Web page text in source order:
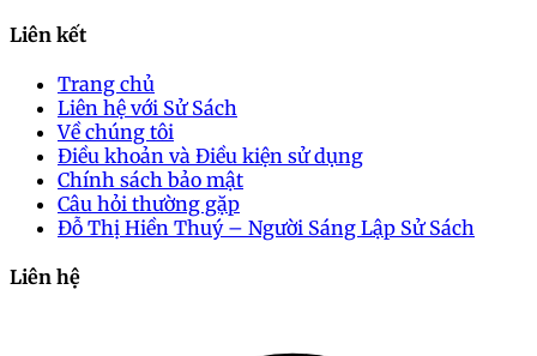
Liên kết
Trang chủ
Liên hệ với Sử Sách
Về chúng tôi
Điều khoản và Điều kiện sử dụng
Chính sách bảo mật
Câu hỏi thường gặp
Đỗ Thị Hiền Thuý – Người Sáng Lập Sử Sách
Liên hệ